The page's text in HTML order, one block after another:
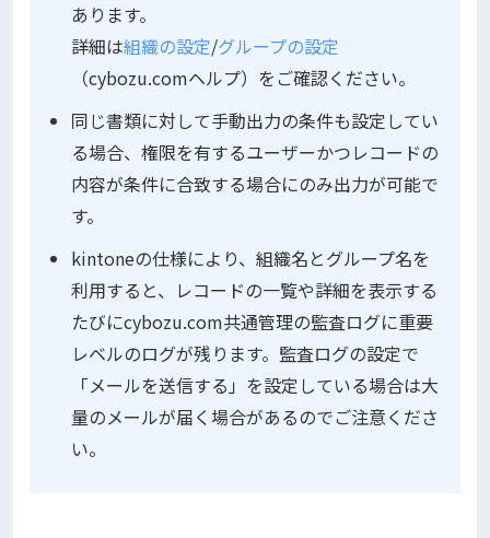
あります。
詳細は組織の設定/グループの設定
（cybozu.comヘルプ）をご確認ください。
同じ書類に対して手動出力の条件も設定してい
る場合、権限を有するユーザーかつレコードの
内容が条件に合致する場合にのみ出力が可能で
す。
kintoneの仕様により、組織名とグループ名を
利用すると、レコードの一覧や詳細を表示する
たびにcybozu.com共通管理の監査ログに重要
レベルのログが残ります。監査ログの設定で
「メールを送信する」を設定している場合は大
量のメールが届く場合があるのでご注意くださ
い。